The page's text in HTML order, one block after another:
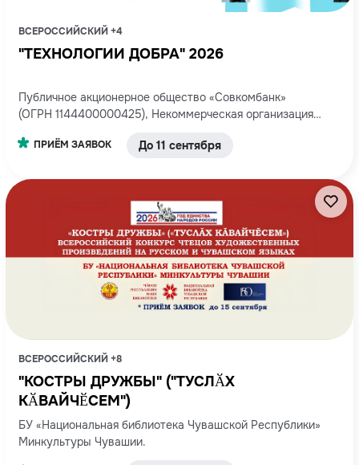
ВСЕРОССИЙСКИЙ +4
"ТЕХНОЛОГИИ ДОБРА" 2026
Публичное акционерное общество «Совкомбанк»
(ОГРН 1144400000425), Некоммерческая организация
новых технологий (Фонд «Сколково»), ОГРН 1107799016720
ПРИЁМ ЗАЯВОК До 11 сентября
ВСЕРОССИЙСКИЙ +8
"КОСТРЫ ДРУЖБЫ" ("ТУСЛӐХ
КӐВАЙЧӖСЕМ")
БУ «Национальная библиотека Чувашской Республики»
Минкультуры Чувашии.